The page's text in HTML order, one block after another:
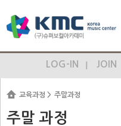
LOG-IN JOIN
교육과정 주말과정
주말 과정